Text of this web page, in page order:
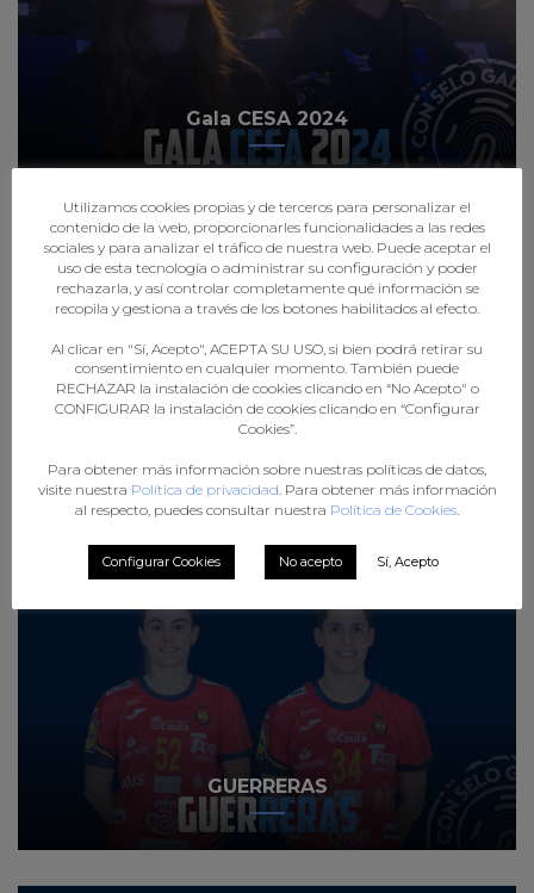
Gala CESA 2024
GUERRERAS
Utilizamos cookies propias y de terceros para personalizar el
contenido de la web, proporcionarles funcionalidades a las redes
sociales y para analizar el tráfico de nuestra web. Puede aceptar el
uso de esta tecnología o administrar su configuración y poder
rechazarla, y así controlar completamente qué información se
recopila y gestiona a través de los botones habilitados al efecto.
Al clicar en "Sí, Acepto", ACEPTA SU USO, si bien podrá retirar su
consentimiento en cualquier momento. También puede
RECHAZAR la instalación de cookies clicando en “No Acepto" o
CONFIGURAR la instalación de cookies clicando en “Configurar
Cookies”.
Para obtener más información sobre nuestras políticas de datos,
visite nuestra Política de privacidad . Para obtener más información
al respecto, puedes consultar nuestra Política de Cookies
Configurar Cookies No acepto Sí, Acepto